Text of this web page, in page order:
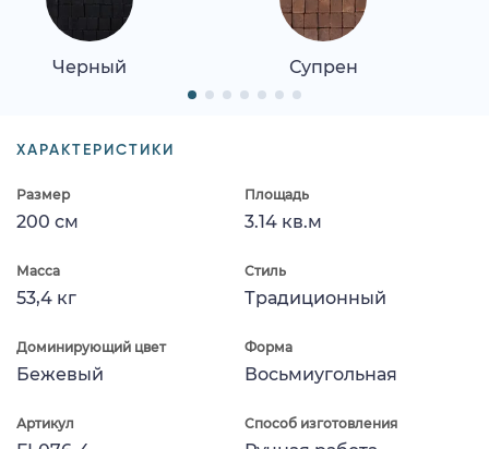
Черный Супрен
ХАРАКТЕРИСТИКИ
Размер
200 см
Площадь
3.14 кв.м
Масса
53,4 кг
Стиль
Традиционный
Доминирующий цвет
Бежевый
Форма
Восьмиугольная
Артикул Способ изготовления